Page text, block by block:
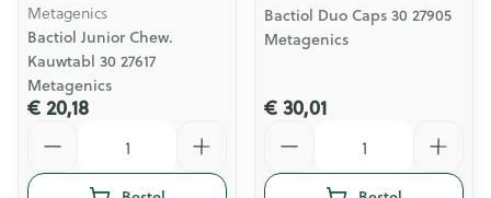
Metagenics
Bactiol Junior Chew.
Kauwtabl 30 27617
Metagenics
€ 20,18
Bactiol Duo Caps 30 27905
Metagenics
€ 30,01